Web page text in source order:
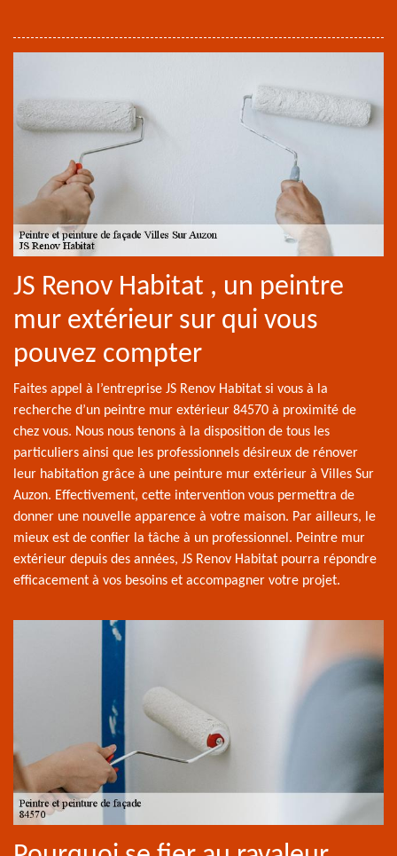
JS Renov Habitat , un peintre
mur extérieur sur qui vous
pouvez compter
Faites appel à l’entreprise JS Renov Habitat si vous à la
recherche d’un peintre mur extérieur 84570 à proximité de
chez vous. Nous nous tenons à la disposition de tous les
particuliers ainsi que les professionnels désireux de rénover
leur habitation grâce à une peinture mur extérieur à Villes Sur
Auzon. Effectivement, cette intervention vous permettra de
donner une nouvelle apparence à votre maison. Par ailleurs, le
mieux est de confier la tâche à un professionnel. Peintre mur
extérieur depuis des années, JS Renov Habitat pourra répondre
efficacement à vos besoins et accompagner votre projet.